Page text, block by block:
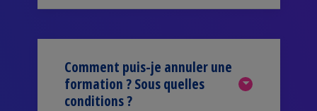
Comment puis-je annuler une
formation ? Sous quelles
conditions ?